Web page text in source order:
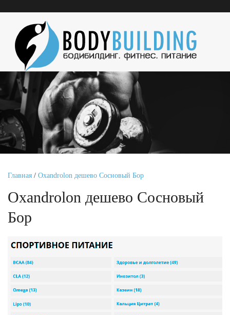
Главная / Oxandrolon дешево Сосновый Бор
Oxandrolon дешево Сосновый
Бор